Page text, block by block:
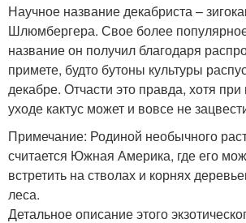
Научное название декабриста –
Шлюмбергера. Свое более
название он получил благодаря
примете, будто бутоны культуры
декабре. Отчасти это правда, хотя
уходе кактус может и вовсе не
Примечание: Родиной необычного
считается Южная Америка, где его
встретить на стволах и корнях
леса.
Детальное описание этого